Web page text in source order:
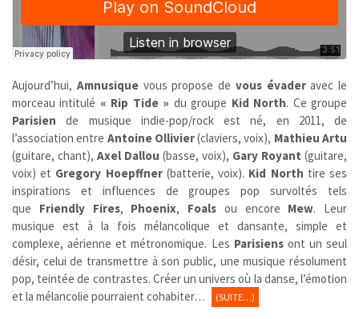
Aujourd’hui, Amnusiquevous propose de vous évaderavec le
morceau intitulé « Rip Tide » du groupe Kid North. Ce groupe
Parisien de musique indie-pop/rock est né, en 2011, de
l’association entre Antoine Ollivier(claviers, voix), Mathieu Artu
(guitare, chant), Axel Dallou (basse, voix), Gary Royant (guitare,
voix) et Gregory Hoepffner (batterie, voix). Kid North tire ses
inspirations et influences de groupes pop survoltés tels
que Friendly Fires, Phoenix, Foals ou encore Mew. Leur
musique est à la fois mélancolique et dansante, simple et
complexe, aérienne et métronomique. Les Parisiensont un seul
désir, celui de transmettre à son public, une musique résolument
pop, teintée de contrastes. Créer un univers où la danse, l’émotion
et la mélancolie pourraient cohabiter…
(SUITE…)